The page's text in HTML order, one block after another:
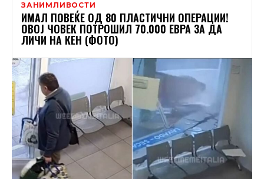
ЗАНИМЛИВОСТИ
ИМАЛ ПОВЕЌЕ ОД 80 ПЛАСТИЧНИ ОПЕРАЦИИ!
ОВОЈ ЧОВЕК ПОТРОШИЛ 70.000 ЕВРА ЗА ДА
ЛИЧИ НА КЕН (ФОТО)